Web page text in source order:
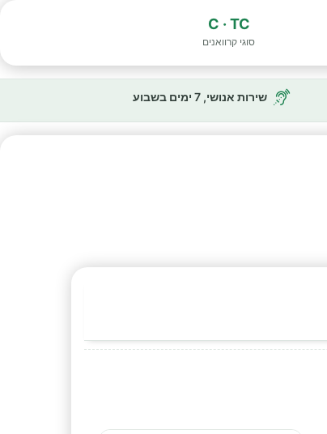
C · TC
סוגי קרוואנים
שירות אנושי, 7 ימים בשבוע